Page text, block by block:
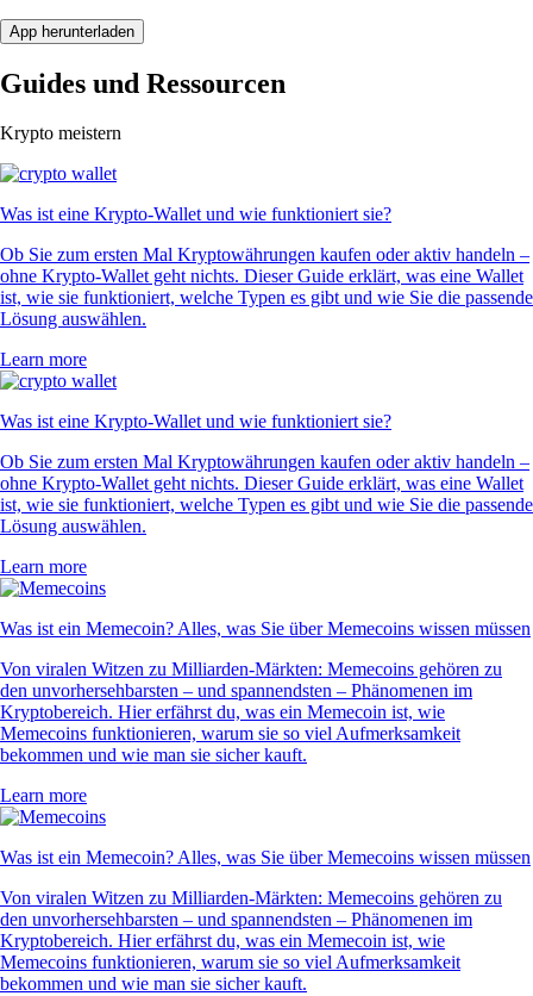
App herunterladen
Guides und Ressourcen
Krypto meistern
Was ist eine Krypto-Wallet und wie funktioniert sie?
Ob Sie zum ersten Mal Kryptowährungen kaufen oder aktiv handeln –
ohne Krypto-Wallet geht nichts. Dieser Guide erklärt, was eine Wallet
ist, wie sie funktioniert, welche Typen es gibt und wie Sie die passende
Lösung auswählen.
Learn more
Was ist eine Krypto-Wallet und wie funktioniert sie?
Ob Sie zum ersten Mal Kryptowährungen kaufen oder aktiv handeln –
ohne Krypto-Wallet geht nichts. Dieser Guide erklärt, was eine Wallet
ist, wie sie funktioniert, welche Typen es gibt und wie Sie die passende
Lösung auswählen.
Learn more
Was ist ein Memecoin? Alles, was Sie über Memecoins wissen müssen
Von viralen Witzen zu Milliarden-Märkten: Memecoins gehören zu
den unvorhersehbarsten – und spannendsten – Phänomenen im
Kryptobereich. Hier erfährst du, was ein Memecoin ist, wie
Memecoins funktionieren, warum sie so viel Aufmerksamkeit
bekommen und wie man sie sicher kauft.
Learn more
Was ist ein Memecoin? Alles, was Sie über Memecoins wissen müssen
Von viralen Witzen zu Milliarden-Märkten: Memecoins gehören zu
den unvorhersehbarsten – und spannendsten – Phänomenen im
Kryptobereich. Hier erfährst du, was ein Memecoin ist, wie
Memecoins funktionieren, warum sie so viel Aufmerksamkeit
bekommen und wie man sie sicher kauft.